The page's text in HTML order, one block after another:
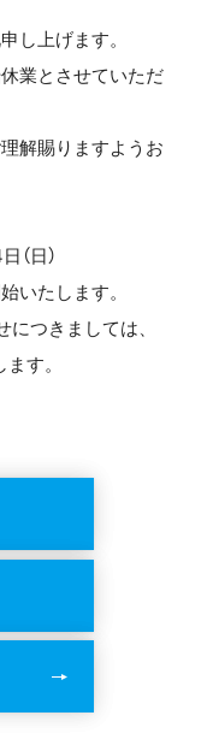
し上げます。
業とさせていただ
解賜りますようお
日）
いたします。
つきましては、
す。